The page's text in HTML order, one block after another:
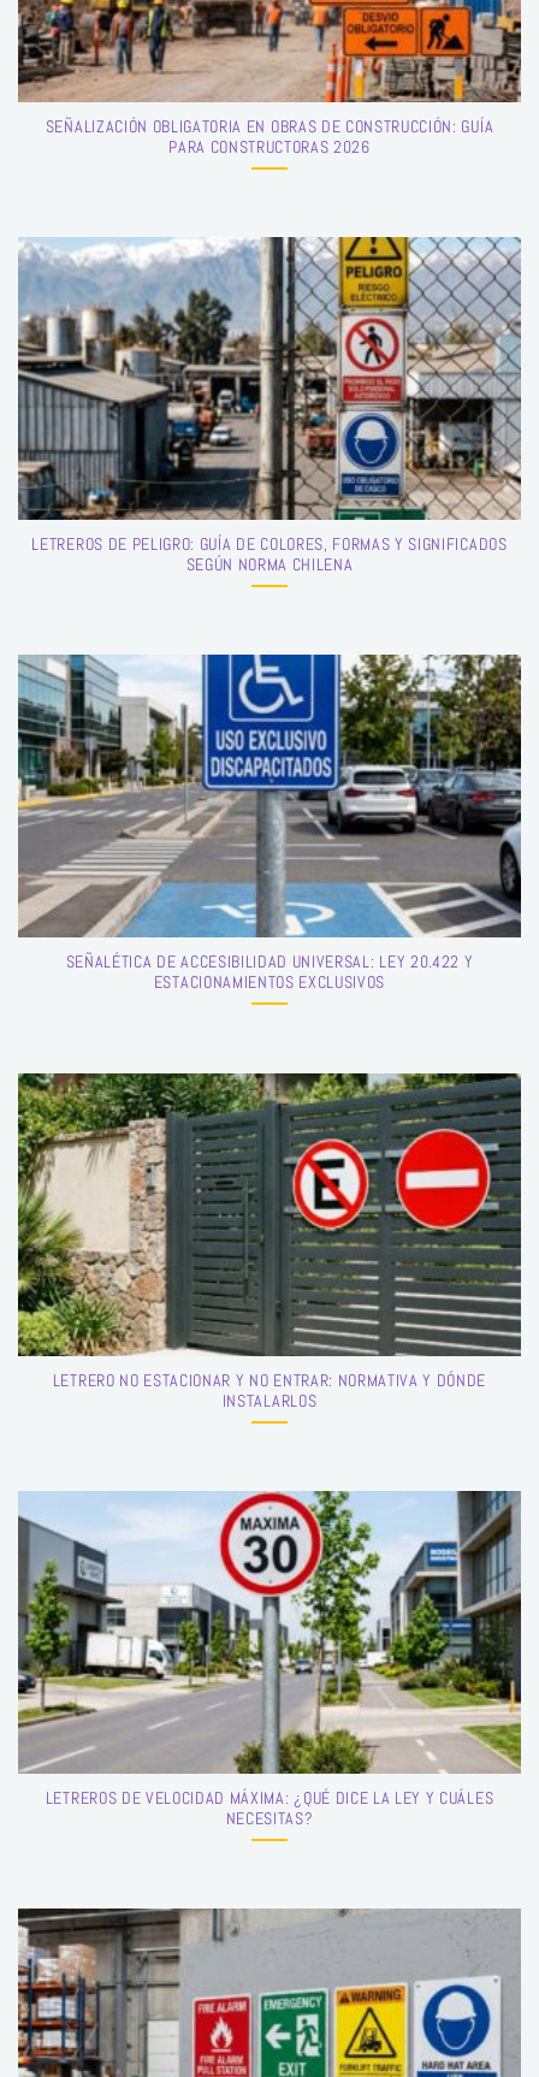
SEÑALIZACIÓN OBLIGATORIA EN OBRAS DE CONSTRUCCIÓN: GUÍA
PARA CONSTRUCTORAS 2026
LETREROS DE PELIGRO: GUÍA DE COLORES, FORMAS Y SIGNIFICADOS
SEGÚN NORMA CHILENA
SEÑALÉTICA DE ACCESIBILIDAD UNIVERSAL: LEY 20.422 Y
ESTACIONAMIENTOS EXCLUSIVOS
LETRERO NO ESTACIONAR Y NO ENTRAR: NORMATIVA Y DÓNDE
INSTALARLOS
LETREROS DE VELOCIDAD MÁXIMA: ¿QUÉ DICE LA LEY Y CUÁLES
NECESITAS?